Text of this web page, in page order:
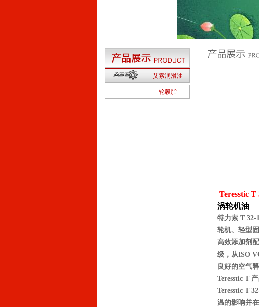
5
3
1
艾索润滑油
轮毂脂
Teresstic T
涡轮机油
特力索 T 32-
轮机、轻型
高效添加剂
级，从ISO
良好的空气
Teresstic T
Teresstic T
温的影响并